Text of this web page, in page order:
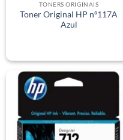
TONERS ORIGINAIS
Toner Original HP nº117A
Azul